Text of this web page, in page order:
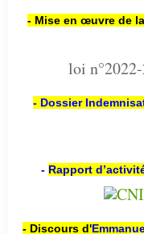
- Mise en œuvre de la
loi
- Dossier
- Rapport
- Discours d'